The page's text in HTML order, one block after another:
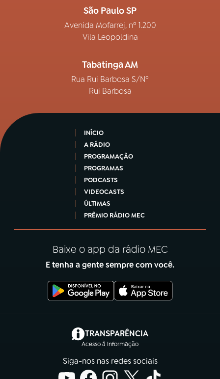
São Paulo SP
Avenida Mofarrej, nº 1.200
Vila Leopoldina
Tabatinga AM
Rua Rui Barbosa S/Nº
Rui Barbosa
INÍCIO
A RÁDIO
PROGRAMAÇÃO
PROGRAMAS
PODCASTS
VIDEOCASTS
ÚLTIMAS
PRÊMIO RÁDIO MEC
Baixe o app da rádio MEC
E tenha a gente sempre com você.
TRANSPARÊNCIA
Acesso à Informação
(abre em nova aba)
Siga-nos nas redes sociais